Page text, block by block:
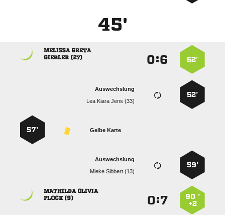
45'
52’
:
 
 
52’
Auswechslung
   
Gelbe Karte
57’
59’
Auswechslung
  
90 ’
+2
:
 
 